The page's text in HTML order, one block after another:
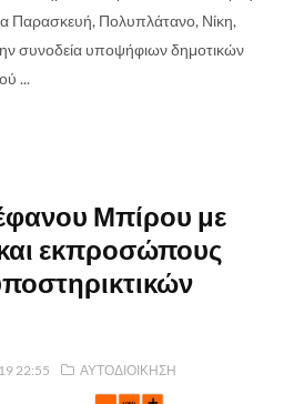
Παρασκευή, Πολυπλάτανο, Νίκη,
συνοδεία υποψήφιων δημοτικών
...
Μπίρου με
εκπροσώπους
22:55 ΑΥΤΟΔΙΟΙΚΗΣΗ